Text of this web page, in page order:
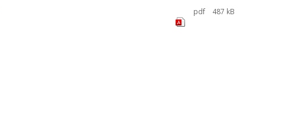
pdf 487 kB